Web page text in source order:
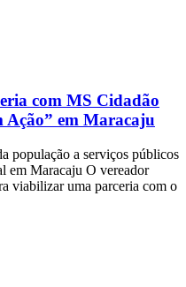
com MS Cidadão
Ação” em Maracaju
população a serviços públicos
em Maracaju O vereador
viabilizar uma parceria com o